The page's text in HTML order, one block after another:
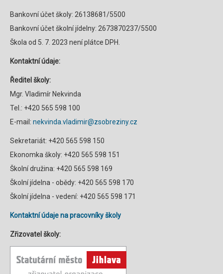
Bankovní účet školy: 26138681/5500
Bankovní účet školní jídelny: 2673870237/5500
Škola od 5. 7. 2023 není plátce DPH.
Kontaktní údaje:
Ředitel školy:
Mgr. Vladimír Nekvinda
Tel.: +420 565 598 100
E-mail: nekvinda.vladimir@zsobreziny.cz
Sekretariát: +420 565 598 150
Ekonomka školy: +420 565 598 151
Školní družina: +420 565 598 169
Školní jídelna - obědy: +420 565 598 170
Školní jídelna - vedení: +420 565 598 171
Kontaktní údaje na pracovníky školy
Zřizovatel školy: